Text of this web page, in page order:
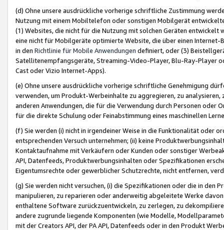
(d) Ohne unsere ausdrückliche vorherige schriftliche Zustimmung
Nutzung mit einem Mobiltelefon oder sonstigen Mobilgerät
(1) Websites, die nicht für die Nutzung mit solchen Geräten
eine nicht für Mobilgeräte optimierte Website, die über einen
in den Richtlinie für Mobile Anwendungen definiert, oder (3)
Satellitenempfangsgeräte, Streaming-Video-Player, Blu-Ray-Player
Cast oder Vizio Internet-Apps).
(e) Ohne unsere ausdrückliche vorherige schriftliche Genehmigung
verwenden, um Produkt-Werbeinhalte zu aggregieren, zu
anderen Anwendungen, die für die Verwendung durch Personen
für die direkte Schulung oder Feinabstimmung eines maschinellen
(f) Sie werden (i) nicht in irgendeiner Weise in die Funktionalität oder
entsprechenden Versuch unternehmen; (ii) keine
Kontaktaufnahme mit Verkäufern oder Kunden oder sonstiger
API, Datenfeeds, Produktwerbungsinhalten oder Spezifikationen
Eigentumsrechte oder gewerblicher Schutzrechte, nicht entfernen,
(g) Sie werden nicht versuchen, (i) die Spezifikationen oder die in
manipulieren, zu reparieren oder anderweitig abgeleitete Werke
enthaltene Software zurückzuentwickeln, zu zerlegen, zu
andere zugrunde liegende Komponenten (wie Modelle,
mit der Creators API, der PA API, Datenfeeds oder in den Produkt